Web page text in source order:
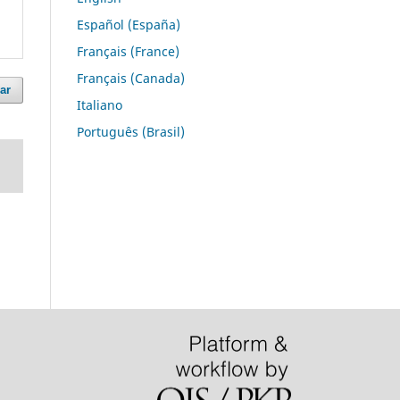
Español (España)
Français (France)
Français (Canada)
Italiano
Português (Brasil)